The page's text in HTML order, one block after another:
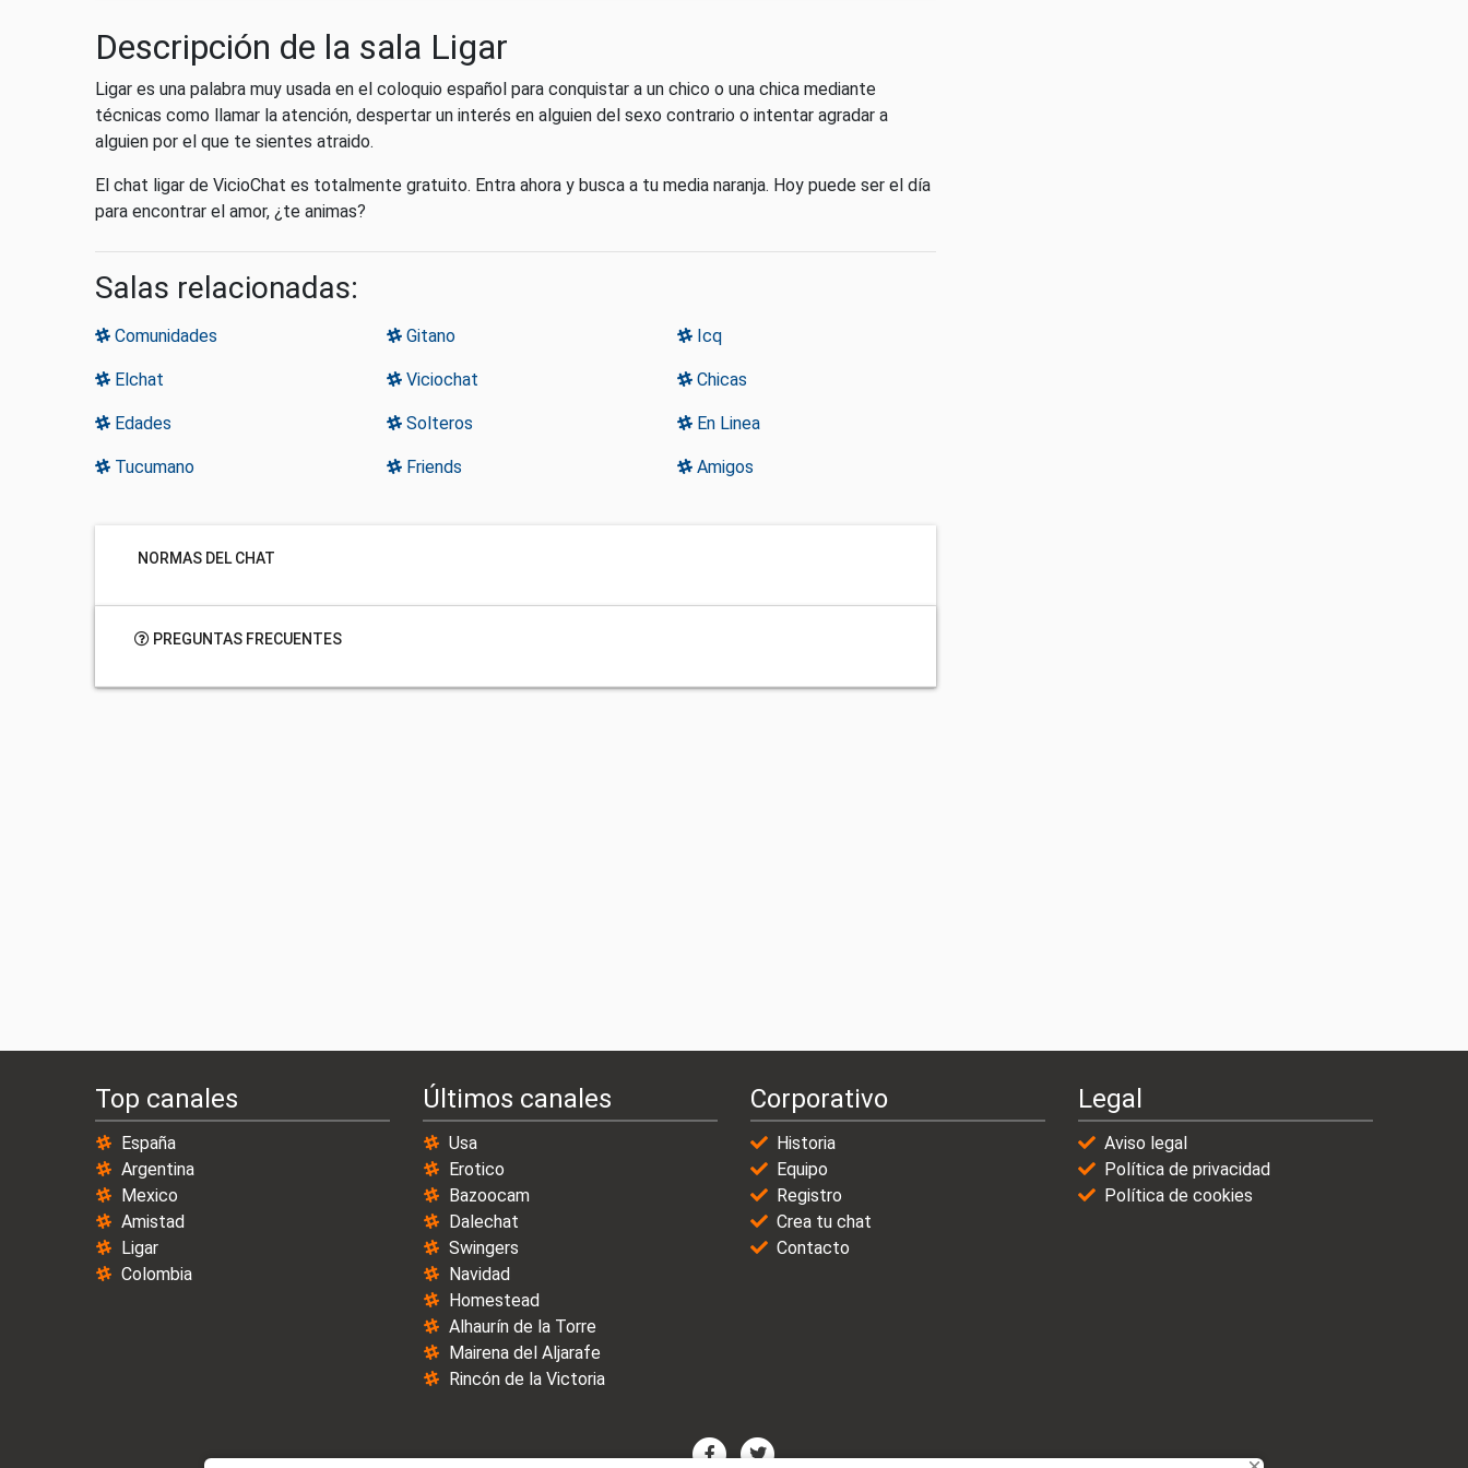
Descripción de la sala Ligar
Ligar es una palabra muy usada en el coloquio español para conquistar a un chico o una chica mediante
técnicas como llamar la atención, despertar un interés en alguien del sexo contrario o intentar agradar a
alguien por el que te sientes atraido.
El chat ligar de VicioChat es totalmente gratuito. Entra ahora y busca a tu media naranja. Hoy puede ser el día
para encontrar el amor, ¿te animas?
Salas relacionadas:
Comunidades Gitano Icq
Elchat Viciochat Chicas
Edades Solteros En Linea
Tucumano Friends Amigos
NORMAS DEL CHAT
PREGUNTAS FRECUENTES
Top canales
España
Argentina
Mexico
Amistad
Ligar
Colombia
Últimos canales
Usa
Erotico
Bazoocam
Dalechat
Swingers
Navidad
Homestead
Alhaurín de la Torre
Mairena del Aljarafe
Rincón de la Victoria
Corporativo
Historia
Equipo
Registro
Crea tu chat
Contacto
Legal
Aviso legal
Política de privacidad
Política de cookies